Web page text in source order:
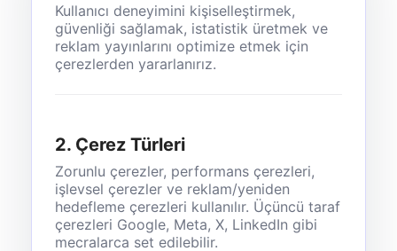
Kullanıcı deneyimini kişiselleştirmek,
güvenliği sağlamak, istatistik üretmek ve
reklam yayınlarını optimize etmek için
çerezlerden yararlanırız.
2. Çerez Türleri
Zorunlu çerezler, performans çerezleri,
işlevsel çerezler ve reklam/yeniden
hedefleme çerezleri kullanılır. Üçüncü taraf
çerezleri Google, Meta, X, LinkedIn gibi
mecralarca set edilebilir.